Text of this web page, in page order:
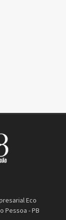
Eco
Pessoa - PB